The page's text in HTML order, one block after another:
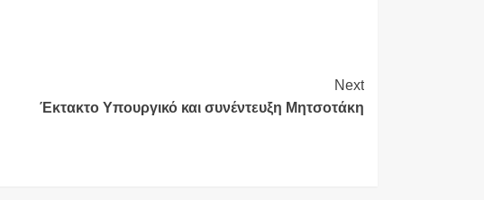
Next
Έκτακτο Υπουργικό και συνέντευξη Μητσοτάκη